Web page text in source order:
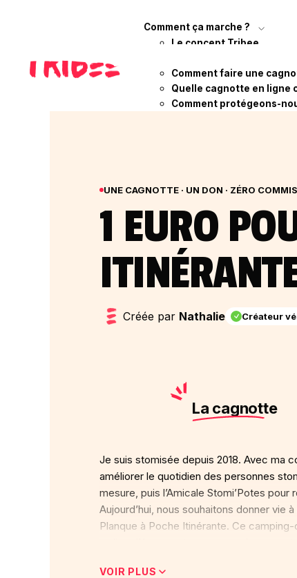
Comment ça marche ?
Le concept Tribee
Comment faire une
Quelle cagnotte en ligne
Comment protégeons-
UNE CAGNOTTE · UN DON · ZÉRO
1 EURO
Créée par Nathalie Créateur
La cagnotte
Je suis stomisée depuis 2018. Avec ma
améliorer le quotidien des personnes
mesure, puis l’Amicale Stomi’Potes
Aujourd’hui, nous souhaitons donner vie
Planque à Poche Itinérante. Ce
VOIR PLUS